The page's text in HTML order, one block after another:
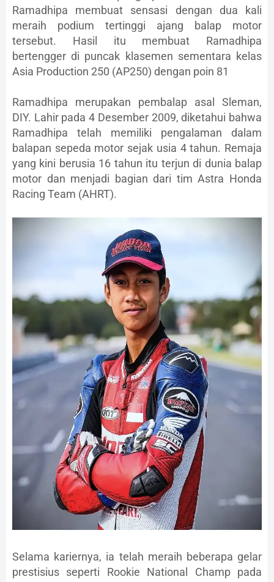
Ramadhipa membuat sensasi dengan dua kali
meraih podium tertinggi ajang balap motor
tersebut. Hasil itu membuat Ramadhipa
bertengger di puncak klasemen sementara kelas
Asia Production 250 (AP250) dengan poin 81
Ramadhipa merupakan pembalap asal Sleman,
DIY. Lahir pada 4 Desember 2009, diketahui bahwa
Ramadhipa telah memiliki pengalaman dalam
balapan sepeda motor sejak usia 4 tahun. Remaja
yang kini berusia 16 tahun itu terjun di dunia balap
motor dan menjadi bagian dari tim Astra Honda
Racing Team (AHRT).
Selama kariernya, ia telah meraih beberapa gelar
prestisius seperti Rookie National Champ pada